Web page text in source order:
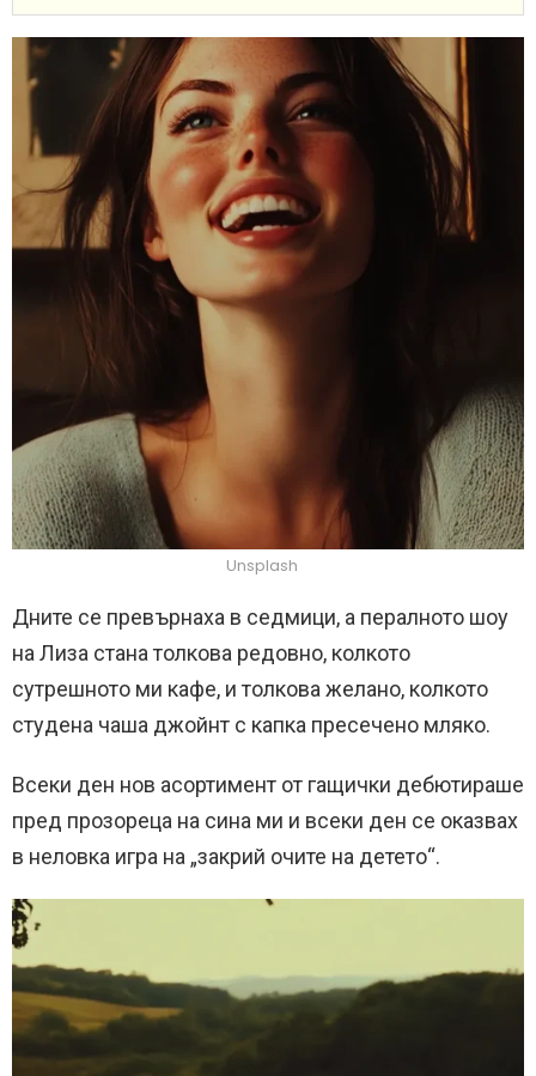
Unsplash
Дните се превърнаха в седмици, а пералното шоу
на Лиза стана толкова редовно, колкото
сутрешното ми кафе, и толкова желано, колкото
студена чаша джойнт с капка пресечено мляко.
Всеки ден нов асортимент от гащички дебютираше
пред прозореца на сина ми и всеки ден се оказвах
в неловка игра на „закрий очите на детето“.